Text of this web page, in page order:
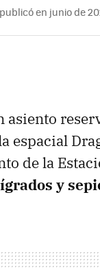
en junio de
espacial
de la
y